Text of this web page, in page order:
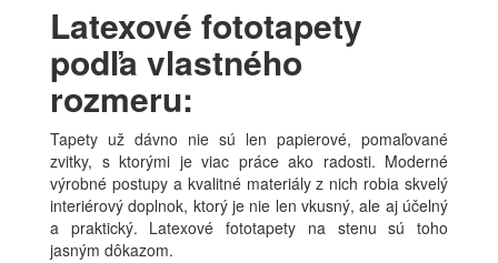
Latexové fototapety
podľa vlastného
rozmeru:
Tapety už dávno nie sú len papierové, pomaľované
zvitky, s ktorými je viac práce ako radosti. Moderné
výrobné postupy a kvalitné materiály z nich robia skvelý
interiérový doplnok, ktorý je nie len vkusný, ale aj účelný
a praktický. Latexové fototapety na stenu sú toho
jasným dôkazom.